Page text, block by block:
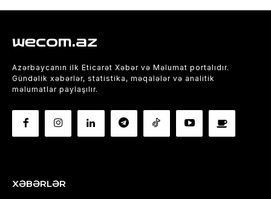
wecom.az
Azərbaycanın ilk Eticarət Xəbər və Məlumat portalıdır.
Gündəlik xəbərlər, statistika, məqalələr və analitik
məlumatlar paylaşılır.
XƏBƏRLƏR